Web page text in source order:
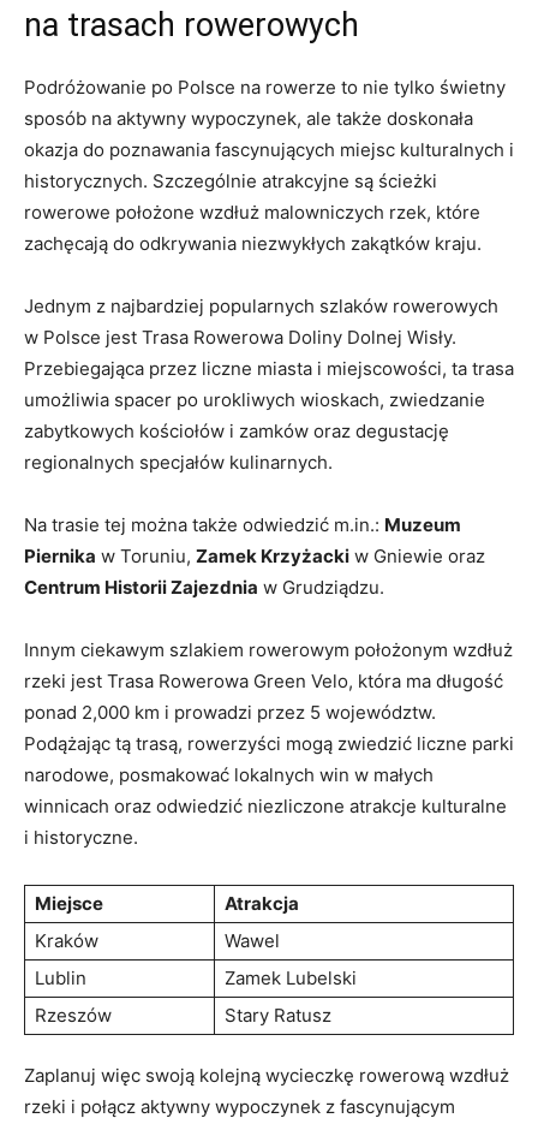
na trasach rowerowych
Podróżowanie po Polsce na rowerze to nie ⁣tylko świetny
sposób na aktywny wypoczynek, ale także doskonała
okazja do poznawania ​fascynujących miejsc kulturalnych i
historycznych. Szczególnie atrakcyjne⁣ są ścieżki
rowerowe położone wzdłuż malowniczych rzek, które
zachęcają do odkrywania ⁢niezwykłych zakątków kraju.
Jednym z najbardziej popularnych szlaków rowerowych
w Polsce jest Trasa Rowerowa Doliny Dolnej Wisły.
Przebiegająca przez liczne ⁢miasta i miejscowości, ta trasa
⁤umożliwia‌ spacer po urokliwych wioskach, ​zwiedzanie
zabytkowych kościołów i zamków oraz degustację
regionalnych specjałów‍ kulinarnych.
Na⁣ trasie tej ⁤można także odwiedzić m.in.: Muzeum
Piernika w Toruniu,​ Zamek Krzyżacki w Gniewie oraz
Centrum Historii Zajezdnia w Grudziądzu.
Innym ciekawym szlakiem rowerowym ‌położonym wzdłuż
rzeki jest Trasa Rowerowa Green⁤ Velo, która ma‍ długość
ponad 2,000 km i prowadzi przez 5 województw.
Podążając tą ‍trasą, ⁢rowerzyści mogą zwiedzić liczne​ parki⁣
narodowe, posmakować lokalnych win w małych
winnicach oraz odwiedzić niezliczone atrakcje kulturalne
i historyczne.
Miejsce
Atrakcja
Kraków
Wawel
Lublin
Zamek Lubelski
Rzeszów
Stary Ratusz
Zaplanuj więc swoją ⁤kolejną wycieczkę ​rowerową wzdłuż
rzeki i połącz aktywny ⁣wypoczynek z fascynującym